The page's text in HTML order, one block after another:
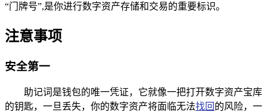
“门牌号”,是你进行数字资产存储和交易的重要标识。
注意事项
安全第一
助记词是钱包的唯一凭证，它就像一把打开数字资产宝库
的钥匙，一旦丢失，你的数字资产将面临无法找回 的风险，一